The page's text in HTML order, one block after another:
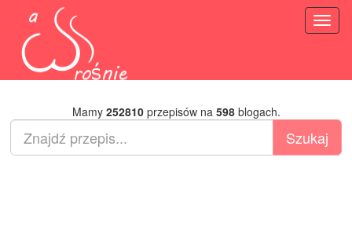
Mamy 252810przepisów na 598blogach.